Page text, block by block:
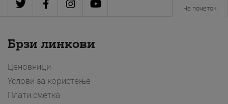
На почеток
Брзи линкови
Ценовници
Услови за користење
Плати сметка